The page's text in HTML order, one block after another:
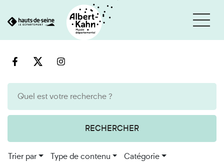
au
RECHERCHER
Trier par Type de contenu Catégorie
Cookies et traceurs utilisés sur ce site